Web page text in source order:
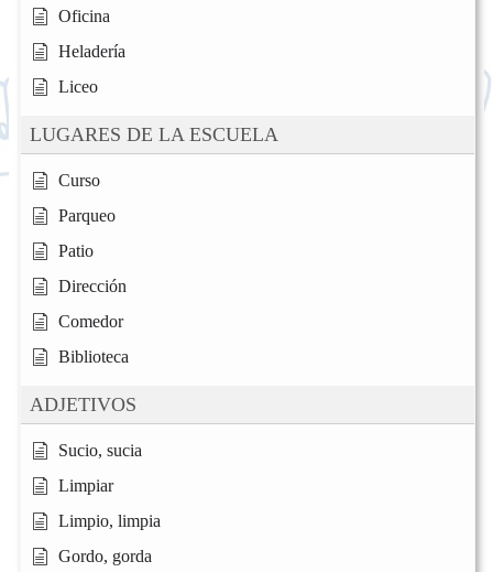
Oficina
Heladería
Liceo
LUGARES DE LA ESCUELA
Curso
Parqueo
Patio
Dirección
Comedor
Biblioteca
ADJETIVOS
Sucio, sucia
Limpiar
Limpio, limpia
Gordo, gorda